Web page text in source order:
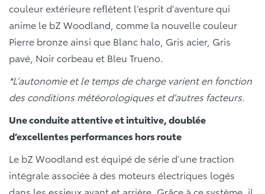
couleur extérieure reflètent l’esprit d’aventure qui
anime le bZ Woodland, comme la nouvelle couleur
Pierre bronze ainsi que Blanc halo, Gris acier, Gris
pavé, Noir corbeau et Bleu Trueno.
*L’autonomie et le temps de charge varient en fonction
des conditions météorologiques et d’autres facteurs.
Une conduite attentive et intuitive, doublée
d’excellentes performances hors route
Le bZ Woodland est équipé de série d’une traction
intégrale associée à des moteurs électriques logés